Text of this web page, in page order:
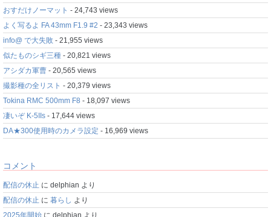
おすだけノーマット - 24,743 views
よく写るよ FA 43mm F1.9 #2 - 23,343 views
info@ で大失敗 - 21,955 views
似たものシギ三種 - 20,821 views
アシダカ軍曹 - 20,565 views
撮影種の全リスト - 20,379 views
Tokina RMC 500mm F8 - 18,097 views
凄いぞ K-5IIs - 17,644 views
DA★300使用時のカメラ設定 - 16,969 views
コメント
配信の休止 に delphian より
配信の休止 に 暮らし より
2025年開始 に delphian より